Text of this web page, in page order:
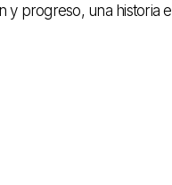
y progreso, una historia